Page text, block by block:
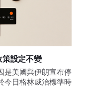
策設定不變
是美國與伊朗宣布停
今日格林威治標準時